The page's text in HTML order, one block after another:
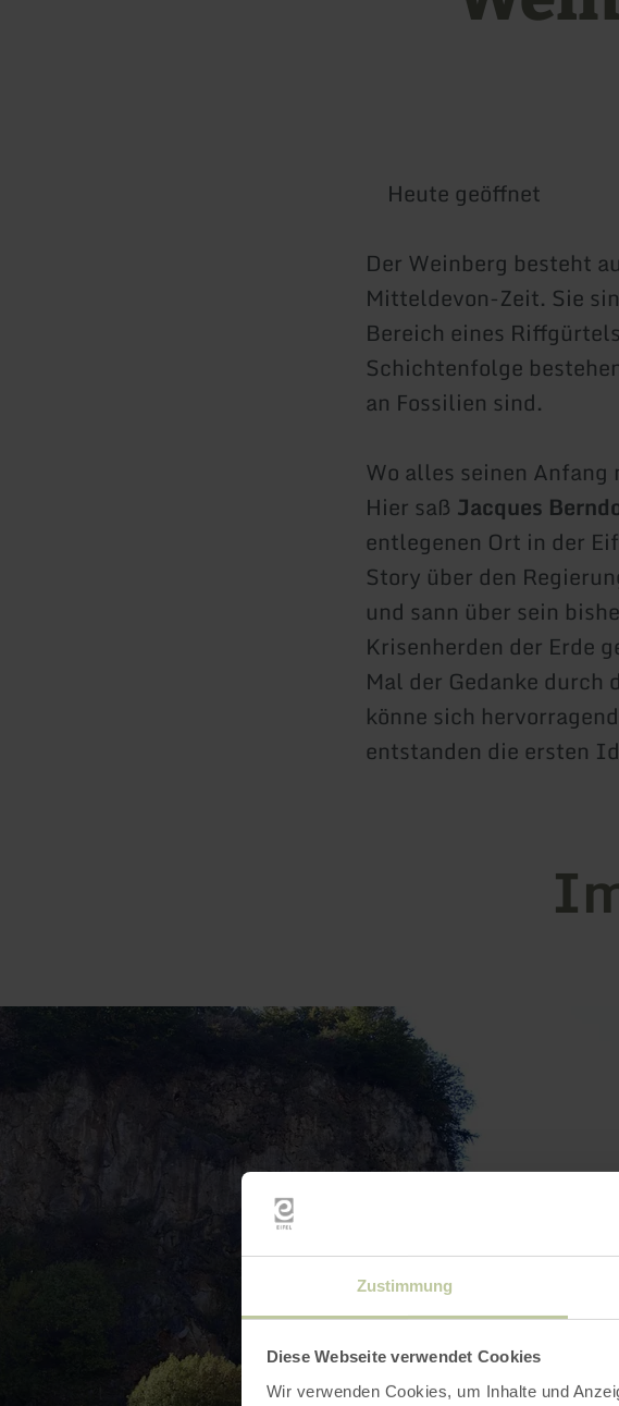
Zustimmung
Diese Webseite verwendet Cookies
Wir verwenden Cookies, um Inhalte und
Heute geöffnet
Der Weinberg besteht
Mitteldevon-Zeit. Sie
Bereich eines
Schichtenfolge
an Fossilien sind.
Wo alles seinen Anfang
Hier saß Jacques
entlegenen Ort in der
Story über den
und sann über sein
Krisenherden der Erde
Mal der Gedanke
könne sich
entstanden die ersten